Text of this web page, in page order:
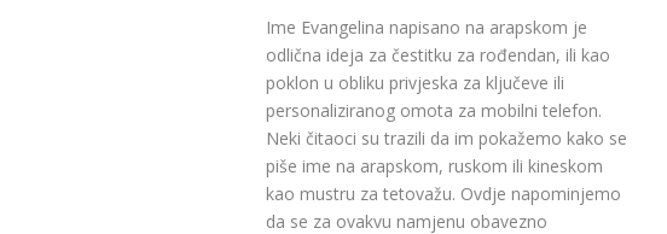
Ime Evangelina napisano na arapskom je
odlična ideja za čestitku za rođendan, ili kao
poklon u obliku privjeska za ključeve ili
personaliziranog omota za mobilni telefon.
Neki čitaoci su trazili da im pokažemo kako se
piše ime na arapskom, ruskom ili kineskom
kao mustru za tetovažu. Ovdje napominjemo
da se za ovakvu namjenu obavezno